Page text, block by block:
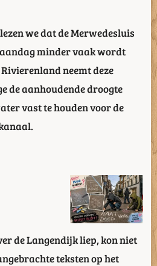
we dat de Merwedesluis
minder vaak wordt
neemt deze
de aanhoudende droogte
vast te houden voor de
de Langendijk liep, kon niet
teksten op het